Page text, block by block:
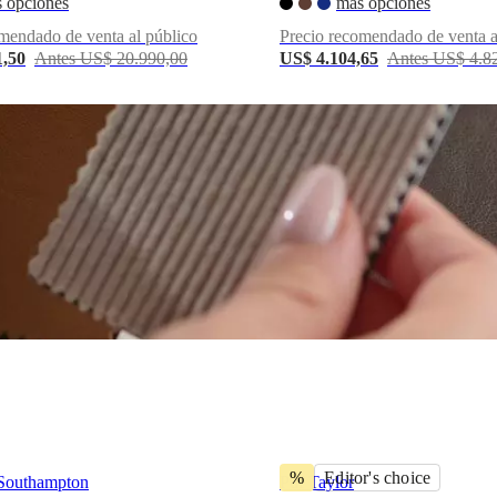
de venta al público
Antes US$ 20.990,00
Precio recomendado de venta
US$ 4.104,65 Antes US$
% Editor's choice
Puf Taylor